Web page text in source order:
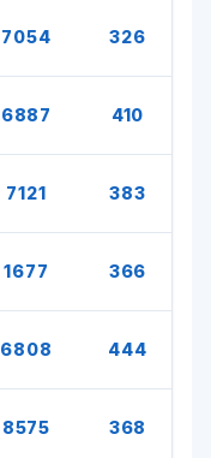
7054 326
6887 410
7121 383
1677 366
6808 444
8575 368